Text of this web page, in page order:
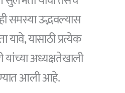
समस्या उद्भवल्यास
यावे, यासाठी प्रत्येक
यांच्या अध्यक्षतेखाली
आली आहे.